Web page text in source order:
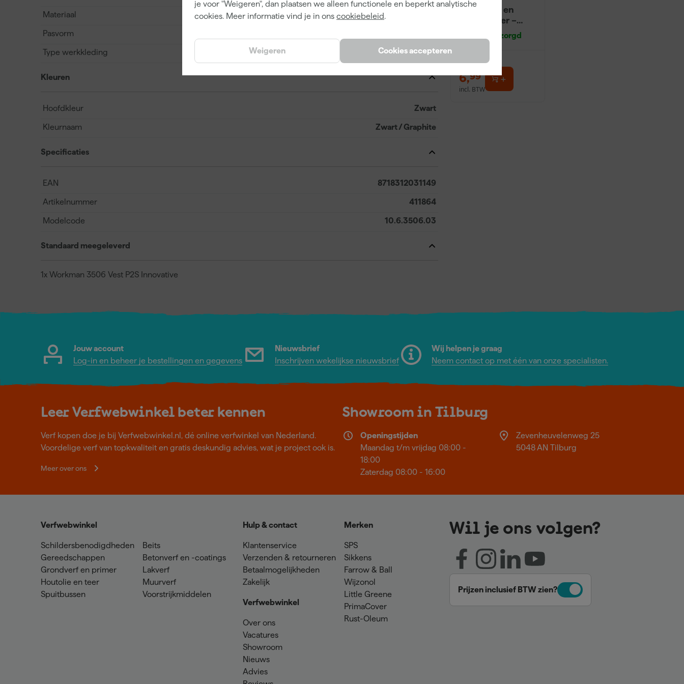
je voor "Weigeren", dan plaatsen we alleen functionele en beperkt analytische
cookies. Meer informatie vind je in ons cookiebeleid.
Cookies accepteren
Weigeren
Materiaal
Pasvorm
Type werkkleding Vest
Kleuren
Hoofdkleur Zwart
Kleurnaam Zwart / Graphite
Specificaties
EAN 8718312031149
Artikelnummer 411864
Modelcode 10.6.3506.03
Standaard meegeleverd
1x Workman 3506 Vest P2S Innovative
Ontvetter en
Verfreiniger –
Morgen bezorgd
6,99
incl. BTW
Jouw account
Log-in en beheer je bestellingen en gegevens
Nieuwsbrief
Inschrijven wekelijkse nieuwsbrief
Wij helpen je graag
Neem contact op met één van onze specialisten.
Leer Verfwebwinkel beter kennen
Verf kopen doe je bij Verfwebwinkel.nl, dé online verfwinkel van Nederland.
Voordelige verf van topkwaliteit en gratis deskundig advies, wat je project ook is.
Meer over ons
Showroom in Tilburg
Openingstijden
Maandag t/m vrijdag 08:00 -
18:00
Zaterdag 08:00 - 16:00
Zevenheuvelenweg 25
5048 AN Tilburg
Verfwebwinkel
Schildersbenodigdheden
Gereedschappen
Grondverf en primer
Houtolie en teer
Spuitbussen
Beits
Betonverf en -coatings
Lakverf
Muurverf
Voorstrijkmiddelen
Hulp & contact
Klantenservice
Verzenden & retourneren
Betaalmogelijkheden
Zakelijk
Verfwebwinkel
Over ons
Vacatures
Showroom
Nieuws
Advies
Merken
SPS
Sikkens
Farrow & Ball
Wijzonol
Little Greene
PrimaCover
Rust-Oleum
Wil je ons volgen?
Prijzen inclusief BTW zien?